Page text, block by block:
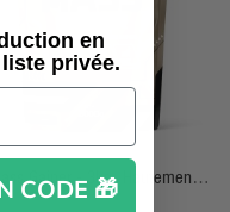
Gainer - 3kg- Hautement
Protéiné - PureGold
en
privée.
CODE 🎁